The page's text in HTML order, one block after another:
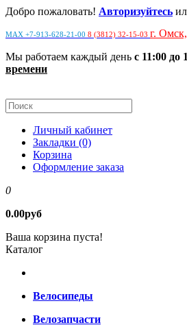
Добро пожаловать! Авторизуйтесь
MAX +7-913-628-21-00 8 (3812) 32-15-03 г.
Мы работаем каждый день с 11:00 до
времени
Личный кабинет
Закладки (0)
Корзина
Оформление заказа
0
0.00руб
Ваша корзина пуста!
Каталог
Велосипеды
Велозапчасти